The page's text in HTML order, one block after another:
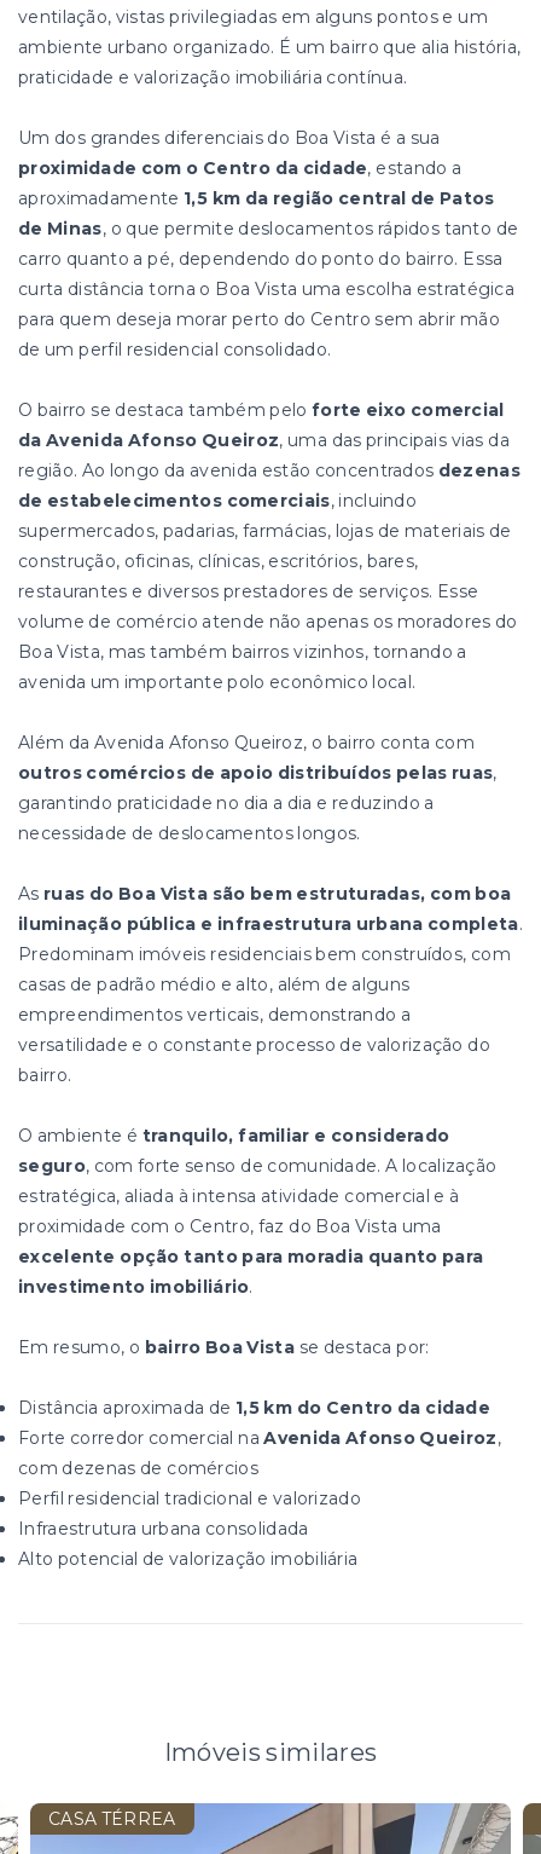
ventilação, vistas privilegiadas em alguns pontos e um
ambiente urbano organizado. É um bairro que alia história,
praticidade e valorização imobiliária contínua.
Um dos grandes diferenciais do Boa Vista é a sua
proximidade com o Centro da cidade, estando a
aproximadamente 1,5 km da região central de Patos
de Minas, o que permite deslocamentos rápidos tanto de
carro quanto a pé, dependendo do ponto do bairro. Essa
curta distância torna o Boa Vista uma escolha estratégica
para quem deseja morar perto do Centro sem abrir mão
de um perfil residencial consolidado.
O bairro se destaca também peloforte eixo comercial
da Avenida Afonso Queiroz, uma das principais vias da
região. Ao longo da avenida estão concentrados dezenas
de estabelecimentos comerciais, incluindo
supermercados, padarias, farmácias, lojas de materiais de
construção, oficinas, clínicas, escritórios, bares,
restaurantes e diversos prestadores de serviços. Esse
volume de comércio atende não apenas os moradores do
Boa Vista, mas também bairros vizinhos, tornando a
avenida um importante polo econômico local.
Além da Avenida Afonso Queiroz, o bairro conta com
outros comércios de apoio distribuídos pelas ruas,
garantindo praticidade no dia a dia e reduzindo a
necessidade de deslocamentos longos.
As ruas do Boa Vista são bem estruturadas, com boa
iluminação pública e infraestrutura urbana completa.
Predominam imóveis residenciais bem construídos, com
casas de padrão médio e alto, além de alguns
empreendimentos verticais, demonstrando a
versatilidade e o constante processo de valorização do
bairro.
O ambiente é tranquilo, familiar e considerado
seguro, com forte senso de comunidade. A localização
estratégica, aliada à intensa atividade comercial e à
proximidade com o Centro, faz do Boa Vista uma
excelente opção tanto para moradia quanto para
investimento imobiliário.
Em resumo, o bairro Boa Vistase destaca por:
Distância aproximada de 1,5 km do Centro da cidade
Forte corredor comercial naAvenida Afonso Queiroz,
com dezenas de comércios
Perfil residencial tradicional e valorizado
Infraestrutura urbana consolidada
Alto potencial de valorização imobiliária
Imóveis similares
CASA TÉRREA